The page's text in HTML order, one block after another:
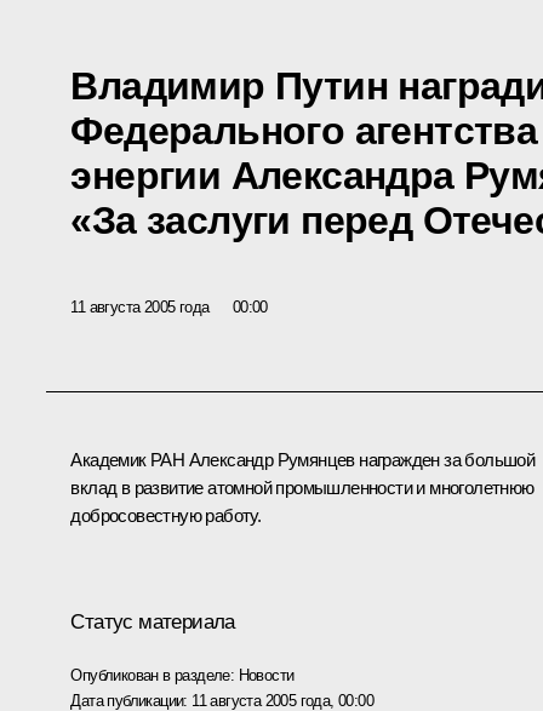
Владимир Путин
Федерального
энергии Александра
«За заслуги перед
11 августа 2005 года 00:00
Академик РАН Александр Румянцев награжден за большой
вклад в развитие атомной промышленности и многолетнюю
добросовестную работу.
Статус материала
Опубликован в разделе: Новости
Дата публикации: 11 августа 2005 года, 00:00